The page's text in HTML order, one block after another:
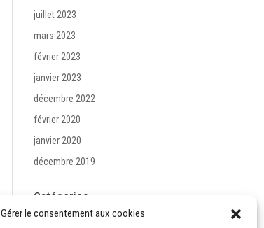
Gérer le consentement aux cookies
juillet 2023
mars 2023
février 2023
janvier 2023
décembre 2022
février 2020
janvier 2020
décembre 2019
Catégories
Evènement